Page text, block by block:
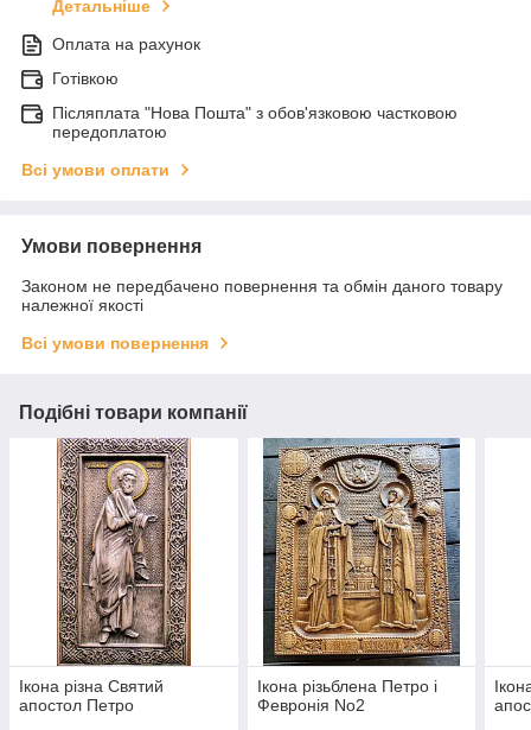
Детальніше
Оплата на рахунок
Готівкою
Післяплата "Нова Пошта" з обов'язковою частковою
передоплатою
Всі умови оплати
Умови повернення
Законом не передбачено повернення та обмін даного товару
належної якості
Всі умови повернення
Подібні товари компанії
Ікона різна Святий
апостол Петро
Ікона різьблена Петро і
Февронія No2